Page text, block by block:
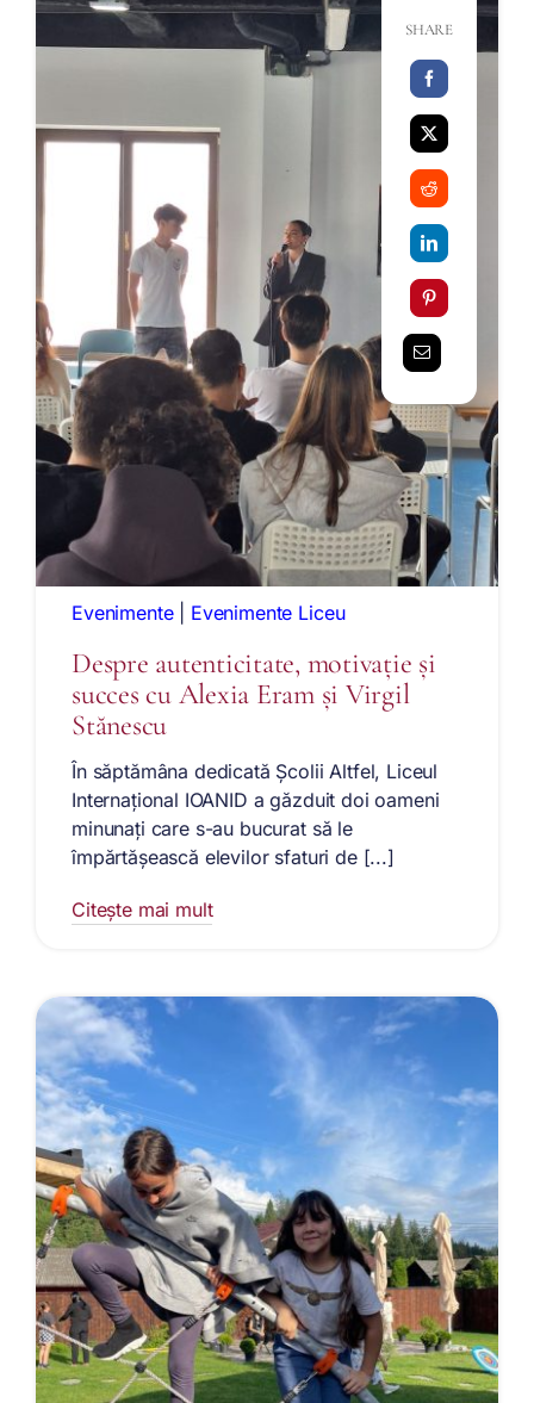
Evenimente| Evenimente Liceu
Despre autenticitate, motivație și
succes cu Alexia Eram și Virgil
Stănescu
În săptămâna dedicată Școlii Altfel, Liceul
Internațional IOANID a găzduit doi oameni
minunați care s-au bucurat să le
împărtășească elevilor sfaturi de [...]
Citește mai mult
SHARE